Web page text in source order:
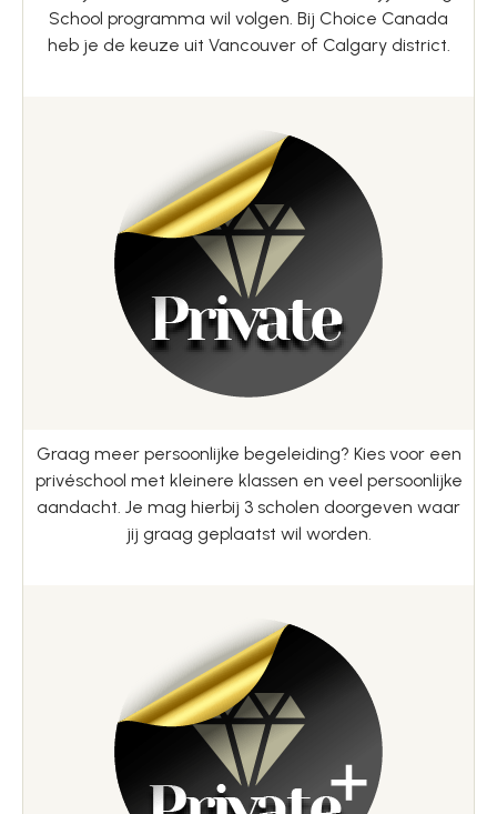
School programma wil volgen. Bij Choice Canada
heb je de keuze uit Vancouver of Calgary district.
Graag meer persoonlijke begeleiding? Kies voor een
privéschool met kleinere klassen en veel persoonlijke
aandacht. Je mag hierbij 3 scholen doorgeven waar
jij graag geplaatst wil worden.